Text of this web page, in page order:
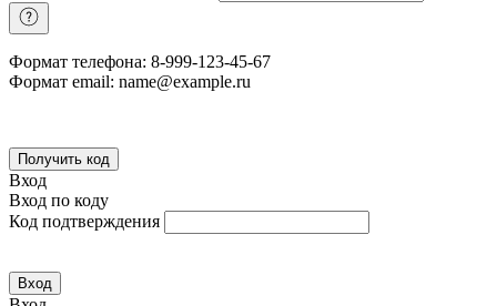
Формат телефона: 8-999-123-45-67
Формат email: name@example.ru
Получить код
Вход
Вход по коду
Код подтверждения
Вход